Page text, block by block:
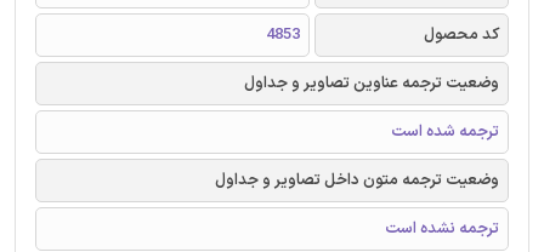
کد محصول
4853
وضعیت ترجمه عناوین تصاویر و جداول
ترجمه شده است
وضعیت ترجمه متون داخل تصاویر و جداول
ترجمه نشده است